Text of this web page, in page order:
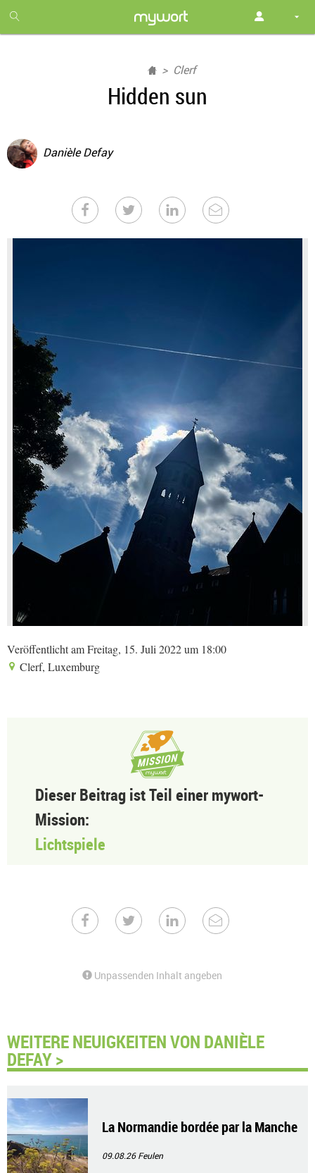
month
free
Clerf
Hidden sun
Danièle Defay
Veröffentlicht am Freitag, 15. Juli 2022 um 18:00
Clerf, Luxemburg
Dieser Beitrag ist Teil einer mywort-
Mission:
Lichtspiele
Unpassenden Inhalt angeben
WEITERE NEUIGKEITEN VON DANIÈLE
DEFAY >
La Normandie bordée par la Manche
09.08.26Feulen